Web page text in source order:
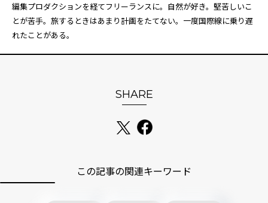
編集プロダクションを経てフリーランスに。自然が好き。堅苦しいこ
とが苦手。旅するときはあまり計画をたてない。一度国際線に乗り遅
れたことがある。
SHARE
この記事の関連キーワード